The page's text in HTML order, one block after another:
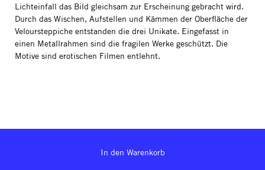
Lichteinfall das Bild gleichsam zur Erscheinung gebracht wird.
Durch das Wischen, Aufstellen und Kämmen der Oberfläche der
Veloursteppiche entstanden die drei Unikate. Eingefasst in
einen Metallrahmen sind die fragilen Werke geschützt. Die
Motive sind erotischen Filmen entlehnt.
In den Warenkorb